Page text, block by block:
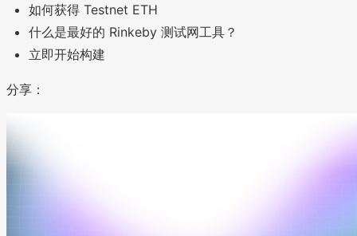
如何获得 Testnet ETH
什么是最好的 Rinkeby 测试网工具？
立即开始构建
分享：